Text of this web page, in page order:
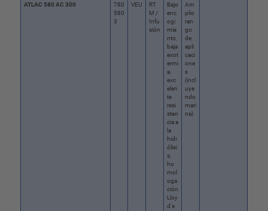
ATLAC 580 AC 300
780
580
3
VEU
RT
M /
Infu
sión
Bajo
enc
ogi
mie
nto,
baja
exot
ermi
a,
exc
elen
te
resi
sten
cia a
la
hidr
ólisi
s,
ho
mol
oga
ción
Lloy
d's
Am
plio
ran
go
de
apli
caci
one
s
(incl
uye
ndo
mari
na)